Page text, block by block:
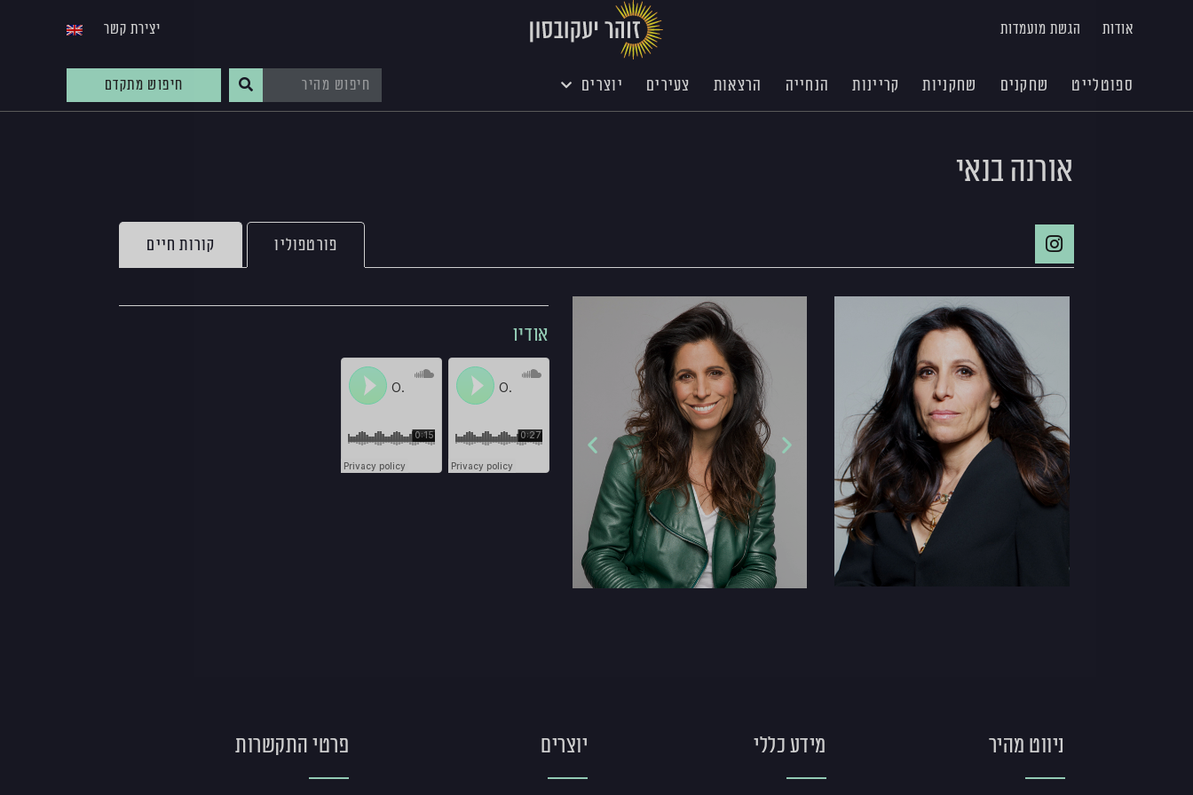
אודות הגשת מועמדות יצירת קשר
ספוטלייט שחקנים שחקניות קריינות הנחייה הרצאות צעירים יוצרים חיפוש מתקדם
אורנה בנאי
פורטפוליו קורות חיים
אודיו
ניווט מהיר מידע כללי יוצרים פרטי התקשרות